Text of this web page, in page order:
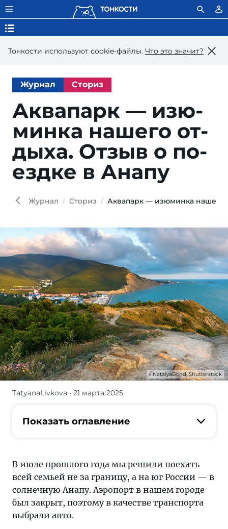
Тонкости используют сookie-файлы. Что это значит?
Журнал Сториз
Аквапарк — изю­
мин­ка на­ше­го от­
ды­ха. От­зыв о по­
езд­ке в Анапу
Журнал Сториз Аквапарк — изюминка нашего
NatalyaBond, Shutterstock
Лучшие
по
Анапе
TatyanaLivkova • 21 марта 2025
Показать оглавление
В июле прошлого года мы решили поехать
всей семьей не за границу, а на юг России — в
солнечную Анапу. Аэропорт в нашем городе
был закрыт, поэтому в качестве транспорта
выбрали авто.